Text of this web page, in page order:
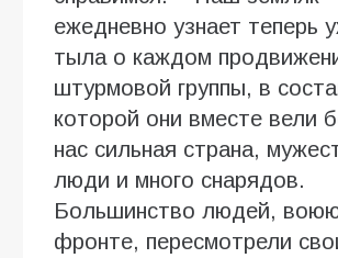
ежедневно узнает теперь
тыла о каждом
штурмовой группы, в
которой они вместе вели
нас сильная страна,
люди и много снарядов.
Большинство людей,
фронте, пересмотрели